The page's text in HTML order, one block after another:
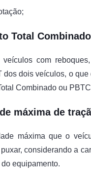
Total
com
dos dois veículos, o que
Combinado ou
máxima de
máxima que o
considerando a
equipamento.